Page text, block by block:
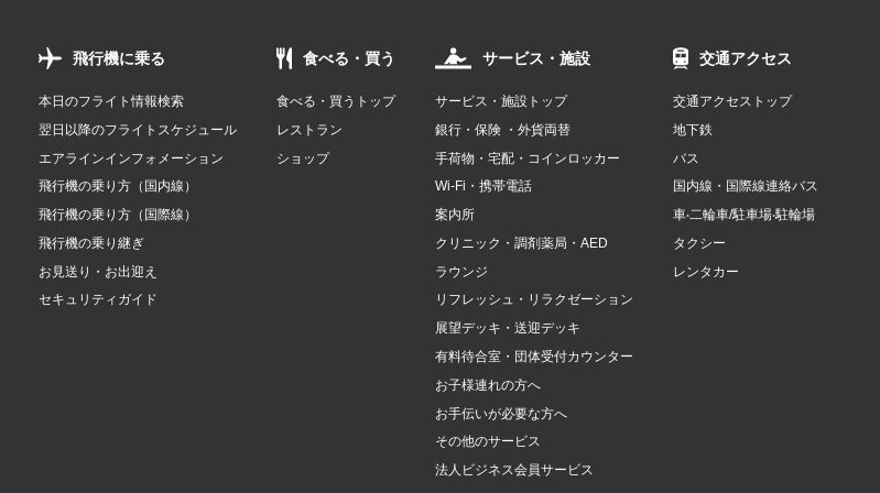
飛行機に乗る
本日のフライト情報検索
翌日以降のフライトスケジュール
エアラインインフォメーション
飛行機の乗り方（国内線）
飛行機の乗り方（国際線）
飛行機の乗り継ぎ
お見送り・お出迎え
セキュリティガイド
食べる・買う
食べる・買うトップ
レストラン
ショップ
サービス・施設
サービス・施設トップ
銀行・保険 ・外貨両替
手荷物・宅配・コインロッカー
Wi-Fi・携帯電話
案内所
クリニック・調剤薬局・AED
ラウンジ
リフレッシュ・リラクゼーション
展望デッキ・送迎デッキ
有料待合室・団体受付カウンター
お子様連れの方へ
お手伝いが必要な方へ
その他のサービス
法人ビジネス会員サービス
交通アクセス
交通アクセストップ
地下鉄
バス
国内線・国際線連絡バス
⾞‧⼆輪⾞/駐⾞場‧駐輪場
タクシー
レンタカー